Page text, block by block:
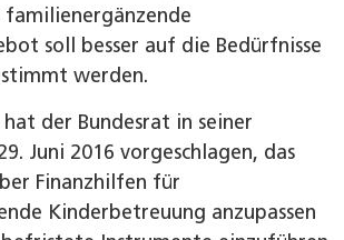
familienergänzende
soll besser auf die Bedürfnisse
werden.
hat der Bundesrat in seiner
Juni 2016 vorgeschlagen, das
Finanzhilfen für
Kinderbetreuung anzupassen